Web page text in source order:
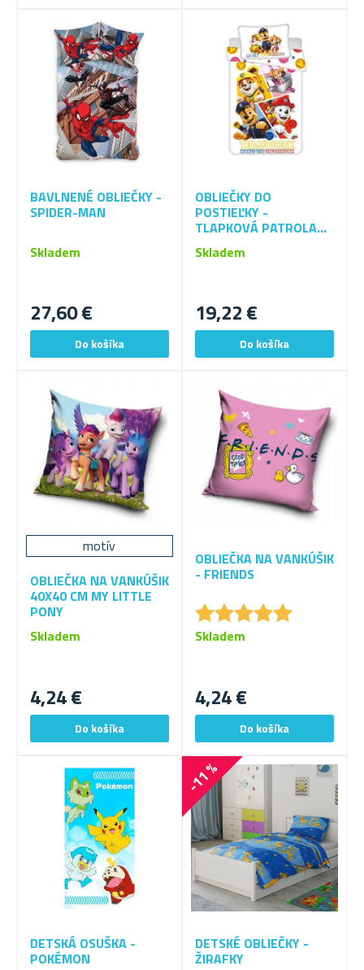
BAVLNENÉ OBLIEČKY -
SPIDER-MAN
27,60 €
Skladem
OBLIEČKY DO
POSTIEĽKY -
TLAPKOVÁ PATROLA
19,22 €
Skladem
motív
OBLIEČKA NA VANKÚŠIK
40X40 CM MY LITTLE
PONY
4,24 €
Skladem
OBLIEČKA NA VANKÚŠIK
- FRIENDS
★★★★★
★★★★★
4,24 €
Skladem
DETSKÁ OSUŠKA -
POKÉMON
-11 %
DETSKÉ OBLIEČKY -
ŽIRAFKY